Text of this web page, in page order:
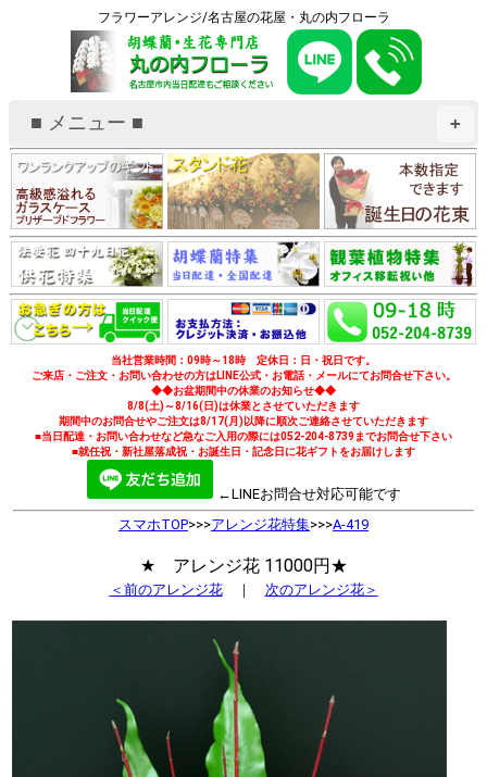
フラワーアレンジ/名古屋の花屋・丸の内フローラ
+
■ メニュー ■
当社営業時間：09時～18時 定休日：日・祝日です。
ご来店・ご注文・お問い合わせの方はLINE公式・お電話・メールにてお問合せ下さい。
◆◆お盆期間中の休業のお知らせ◆◆
8/8(土)～8/16(日)は休業とさせていただきます
期間中のお問合せやご注文は8/17(月)以降に順次ご連絡させていただきます
■当日配達・お問い合わせなど急なご入用の際には052-204-8739までお問合せ下さい
■就任祝・新社屋落成祝・お誕生日・記念日に花ギフトをお届けします
←LINEお問合せ対応可能です
スマホTOP>>>アレンジ花特集>>>A-419
★ アレンジ花 11000円★
＜前のアレンジ花｜ 次のアレンジ花＞